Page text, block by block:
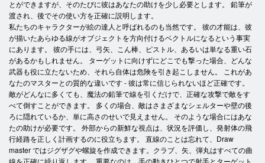
とができますが、そのたびに彼はあなたの助けを少し必要とします。 鉛筆が
渡され、後でその使い方を正確に説明します。
私たちのキャラクターが絵の達人と呼ばれるのも当然です。 彼の才能は、彼
が描いたあらゆる線がオブジェクトを方向付けるベクトルになるという事実
にあります。 彼の手には、弓矢、こん棒、ピストル、あるいは単なる重い石
があるかもしれません。 ターゲットに向けずにどこでも撃った場合、どんな
武器も役に立たないため、それら自体は危険を引き起こしません。 これがあ
なたのマスターとの質的な違いです - 彼は常に信じられないほど正確です。
敵がどんなに多くても、魔法の鉛筆で線を引くだけで、正確な攻撃で敵をす
べて倒すことができます。 多くの場合、敵はさまざまなシェルターや壁の後
ろに隠れているか、単に高さのせいで見えません。 そのような場合にはあな
たの助けが必要です。 外部からの新鮮な視点は、状況を評価し、発射体の飛
行経路を正しく計画するのに役立ちます。 直線のことは忘れて、Draw
master ではジグザグや螺旋を作成できます。クラブ、矢、弾丸はすべての曲
線を正確に繰り返します。 重要なのは、手の動きひとつで射手とターゲット